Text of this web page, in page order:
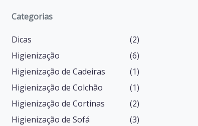
Categorias
Dicas
(2)
Higienização
(6)
Higienização de Cadeiras
(1)
Higienização de Colchão
(1)
Higienização de Cortinas
(2)
Higienização de Sofá
(3)